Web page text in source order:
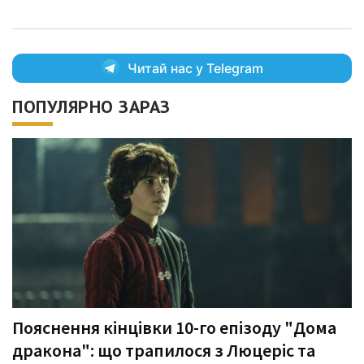
Читай нас у Telegram
ПОПУЛЯРНО ЗАРАЗ
Пояснення кінцівки 10-го епізоду "Дома
дракона": що трапилося з Люцеріс та